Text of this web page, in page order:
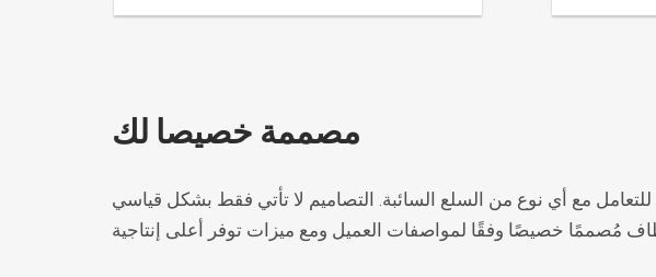
مصممة خصيصا لك
مع أي نوع من السلع السائبة. التصاميم لا تأتي فقط بشكل قياسي
مُصممًا خصيصًا وفقًا لمواصفات العميل ومع ميزات توفر أعلى إنتاجية